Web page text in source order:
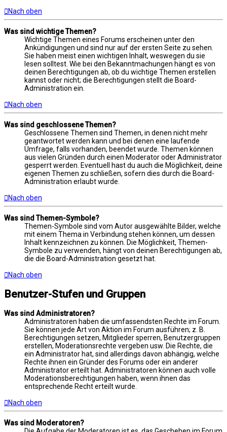
Nach oben
Was sind wichtige Themen?
Wichtige Themen eines Forums erscheinen unter den
Ankündigungen und sind nur auf der ersten Seite zu sehen.
Sie haben meist einen wichtigen Inhalt, weswegen du sie
lesen solltest. Wie bei den Bekanntmachungen hängt es von
deinen Berechtigungen ab, ob du wichtige Themen erstellen
kannst oder nicht; die Berechtigungen stellt die Board-
Administration ein.
Nach oben
Was sind geschlossene Themen?
Geschlossene Themen sind Themen, in denen nicht mehr
geantwortet werden kann und bei denen eine laufende
Umfrage, falls vorhanden, beendet wurde. Themen können
aus vielen Gründen durch einen Moderator oder Administrator
gesperrt werden. Eventuell hast du auch die Möglichkeit, deine
eigenen Themen zu schließen, sofern dies durch die Board-
Administration erlaubt wurde.
Nach oben
Was sind Themen-Symbole?
Themen-Symbole sind vom Autor ausgewählte Bilder, welche
mit einem Thema in Verbindung stehen können, um dessen
Inhalt kennzeichnen zu können. Die Möglichkeit, Themen-
Symbole zu verwenden, hängt von deinen Berechtigungen ab,
die die Board-Administration gesetzt hat.
Nach oben
Benutzer-Stufen und Gruppen
Was sind Administratoren?
Administratoren haben die umfassendsten Rechte im Forum.
Sie können jede Art von Aktion im Forum ausführen; z. B.
Berechtigungen setzen, Mitglieder sperren, Benutzergruppen
erstellen, Moderationsrechte vergeben usw. Die Rechte, die
ein Administrator hat, sind allerdings davon abhängig, welche
Rechte ihnen ein Gründer des Forums oder ein anderer
Administrator erteilt hat. Administratoren können auch volle
Moderationsberechtigungen haben, wenn ihnen das
entsprechende Recht erteilt wurde.
Nach oben
Was sind Moderatoren?